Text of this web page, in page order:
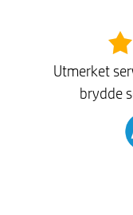
Utmerket
brydde